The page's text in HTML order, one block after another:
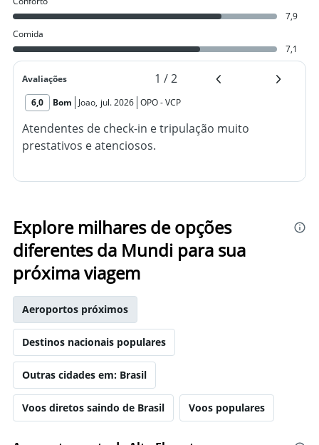
7,9
Comida
7,1
Avaliações 1 /2
6,0 Bom Joao, jul. 2026 OPO-VCP
Atendentes de check-in e tripulação muito
prestativos e atenciosos.
Explore milhares de opções
diferentes da Mundi para sua
próxima viagem
Aeroportos próximos
Destinos nacionais populares
Outras cidades em: Brasil
Voos diretos saindo de Brasil Voos populares